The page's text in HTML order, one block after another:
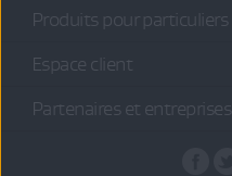
Produits pour particuliers
Espace client
Partenaires et entreprises